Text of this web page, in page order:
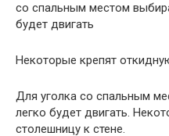
со спальным местом
будет двигать
Некоторые крепят
Для уголка со спальным
легко будет двигать.
столешницу к стене.